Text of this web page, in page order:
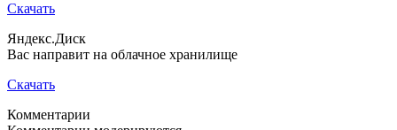
Скачать
Яндекс.Диск
Вас направит на облачное хранилище
Скачать
Комментарии